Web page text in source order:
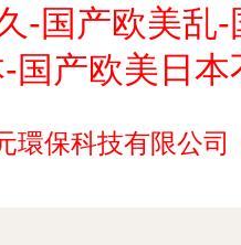
-国产欧美乱
国产欧美日
環保科技有限公司